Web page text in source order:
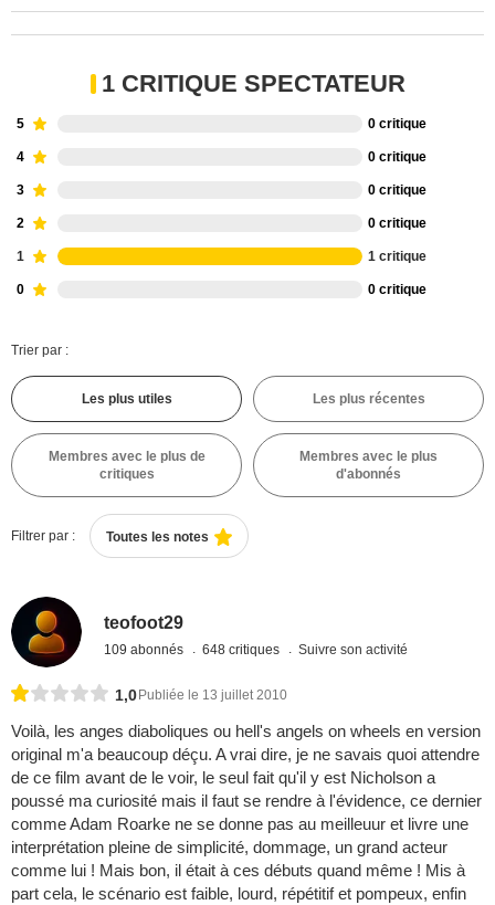
1 CRITIQUE SPECTATEUR
5 0 critique
4 0 critique
3 0 critique
2 0 critique
1 1 critique
0 0 critique
Trier par :
Les plus utiles Les plus récentes
Membres avec le plus de
critiques
Membres avec le plus
d'abonnés
Filtrer par : Toutes les notes
teofoot29
109 abonnés 648 critiques Suivre son activité
1,0 Publiée le 13 juillet 2010
Voilà, les anges diaboliques ou hell's angels on wheels en version
original m'a beaucoup déçu. A vrai dire, je ne savais quoi attendre
de ce film avant de le voir, le seul fait qu'il y est Nicholson a
poussé ma curiosité mais il faut se rendre à l'évidence, ce dernier
comme Adam Roarke ne se donne pas au meilleuur et livre une
interprétation pleine de simplicité, dommage, un grand acteur
comme lui ! Mais bon, il était à ces débuts quand même ! Mis à
part cela, le scénario est faible, lourd, répétitif et pompeux, enfin